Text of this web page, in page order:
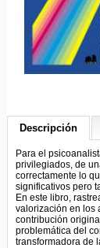
Descripción
Para el
privilegiados, de
correctamente lo
significativos pero
En este libro,
valorización en los
contribución
problemática del
transformadora de